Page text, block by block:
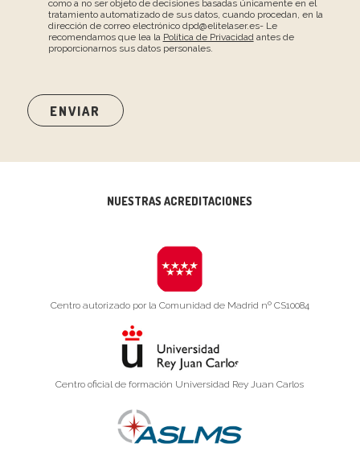
como a no ser objeto de decisiones basadas únicamente en el
tratamiento automatizado de sus datos, cuando procedan, en la
dirección de correo electrónico dpd@elitelaser.es- Le
recomendamos que lea la Política de Privacidad antes de
proporcionarnos sus datos personales.
NUESTRAS ACREDITACIONES
Centro autorizado por la Comunidad de Madrid nº CS10084
Centro oficial de formación Universidad Rey Juan Carlos